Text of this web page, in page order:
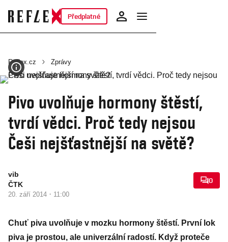
Předplatné
Reflex.cz Zprávy
Pivo uvolňuje hormony štěstí,
tvrdí vědci. Proč tedy nejsou
Češi nejšťastnější na světě?
vib
ČTK
20. září 2014 · 11:00
0
Chuť piva uvolňuje v mozku hormony štěstí. První lok
piva je prostou, ale univerzální radostí. Když proteče